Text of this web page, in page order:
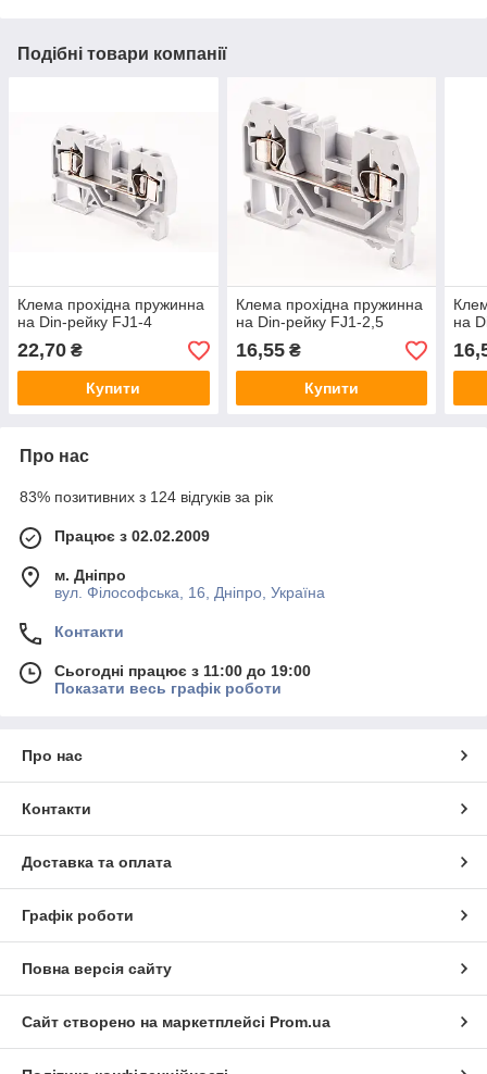
Подібні товари компанії
Клема прохідна пружинна
на Din-рейку FJ1-4
22,70 ₴
Купити
Клема прохідна пружинна
на Din-рейку FJ1-2,5
16,55₴
Купити
на
Про нас
83% позитивних з 124 відгуків за рік
Працює з 02.02.2009
м. Дніпро
вул. Філософська, 16, Дніпро, Україна
Контакти
Сьогодні працює з 11:00 до 19:00
Показати весь графік роботи
Про нас
Контакти
Доставка та оплата
Графік роботи
Повна версія сайту
Сайт створено на маркетплейсі Prom.ua